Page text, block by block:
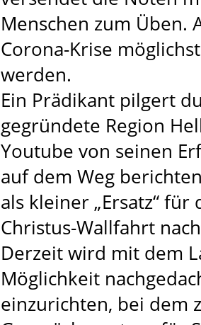
Menschen zum Üben.
Corona-Krise
werden.
Ein Prädikant pilgert
gegründete Region
Youtube von seinen
auf dem Weg
als kleiner „Ersatz“ für
Christus-Wallfahrt
Derzeit wird mit dem
Möglichkeit
einzurichten, bei dem